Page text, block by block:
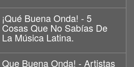
¡Qué Buena Onda! - 5
Cosas Que No Sabías De
La Música Latina.
Que Buena Onda! - Artistas